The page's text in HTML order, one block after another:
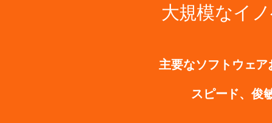
大規模なイ
主要なソフトウェ
スピード、俊